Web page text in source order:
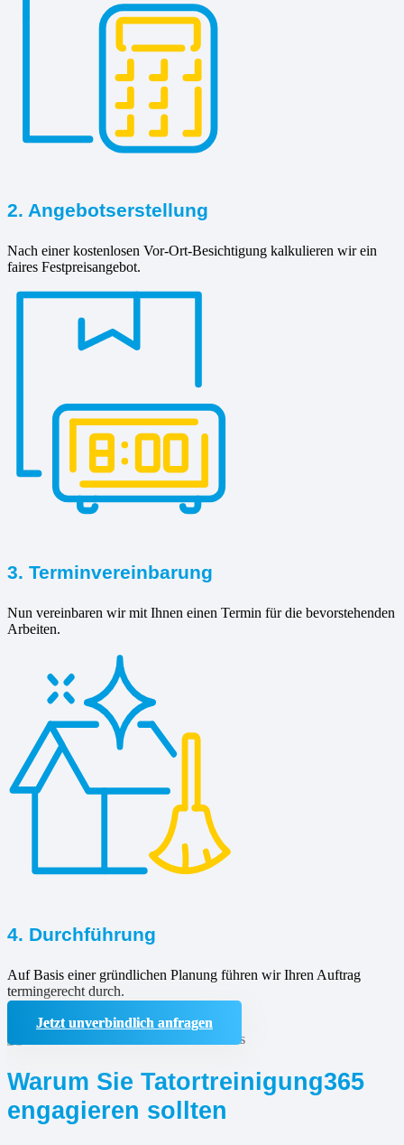
2. Angebotserstellung
Nach einer kostenlosen Vor-Ort-Besichtigung kalkulieren wir ein
faires Festpreisangebot.
3. Terminvereinbarung
Nun vereinbaren wir mit Ihnen einen Termin für die bevorstehenden
Arbeiten.
4. Durchführung
Auf Basis einer gründlichen Planung führen wir Ihren Auftrag
termingerecht durch.
Jetzt unverbindlich anfragen
Warum Sie Tatortreinigung365
engagieren sollten